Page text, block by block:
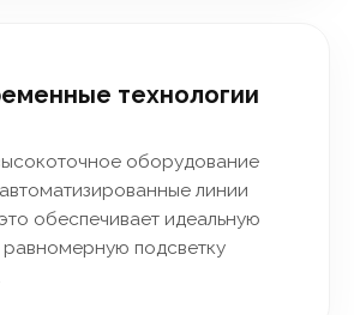
технологии
оборудование
линии
обеспечивает идеальную
подсветку